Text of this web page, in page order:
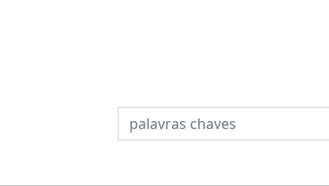
PESQUISAR